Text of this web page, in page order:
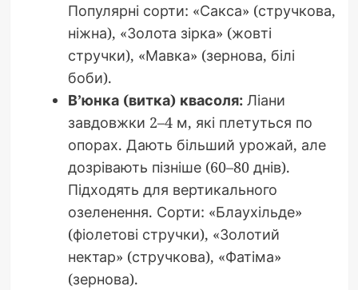
Популярні сорти: «Сакса» (стручкова,
ніжна), «Золота зірка» (жовті
стручки), «Мавка» (зернова, білі
боби).
В’юнка (витка) квасоля:Ліани
завдовжки 2–4 м, які плетуться по
опорах. Дають більший урожай, але
дозрівають пізніше (60–80 днів).
Підходять для вертикального
озеленення. Сорти: «Блаухільде»
(фіолетові стручки), «Золотий
нектар» (стручкова), «Фатіма»
(зернова).